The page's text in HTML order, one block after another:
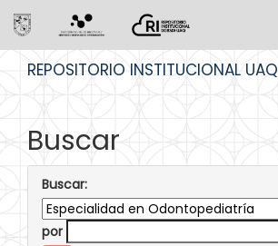
REPOSITORIO INSTITUCIONAL UAQ
Buscar
Buscar:
por